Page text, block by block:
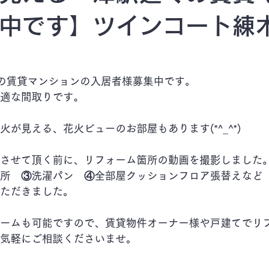
です】ツインコート練
賃貸マンションの入居者様募集中です。
な間取りです。
が見える、花火ビューのお部屋もあります(*^_^*)
せて頂く前に、リフォーム箇所の動画を撮影しました。
　③洗濯パン　④全部屋クッションフロア張替えなど
だきました。
ムも可能ですので、賃貸物件オーナー様や戸建てでリ
軽にご相談くださいませ。